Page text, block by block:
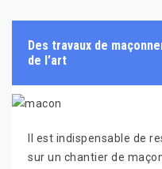
Des travaux de
de l’art
Il est indispensable de
sur un chantier de